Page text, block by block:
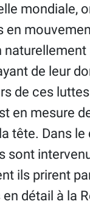
mondiale,
de leur
de ces
en mesure
tête. Dans
ils prirent
détail à la